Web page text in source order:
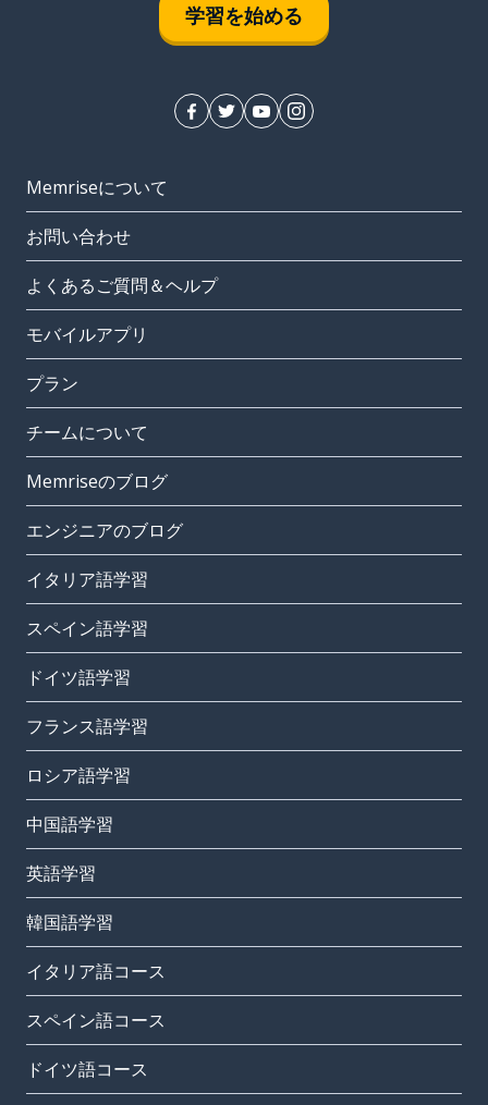
学習を始める
Memriseについて
お問い合わせ
よくあるご質問＆ヘルプ
モバイルアプリ
プラン
チームについて
Memriseのブログ
エンジニアのブログ
イタリア語学習
スペイン語学習
ドイツ語学習
フランス語学習
ロシア語学習
中国語学習
英語学習
韓国語学習
イタリア語コース
スペイン語コース
ドイツ語コース